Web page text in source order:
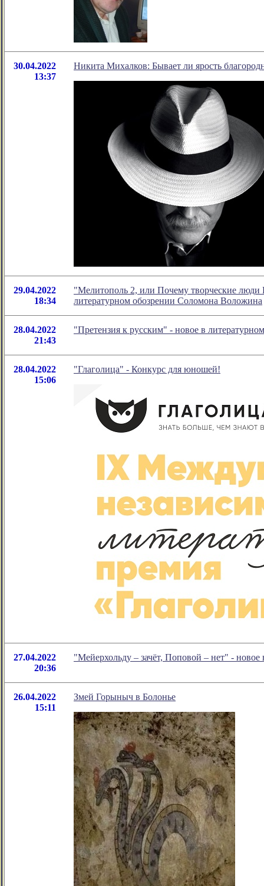
30.04.2022
13:37
Никита Михалков: Бывает ли ярость
29.04.2022
18:34
"Мелитополь 2, или Почему творческие люди
литературном обозрении Соломона Воложина
28.04.2022
21:43
"Претензия к русским" - новое в
28.04.2022
15:06
"Глаголица" - Конкурс для юношей!
27.04.2022
20:36
"Мейерхольду – зачёт, Поповой – нет" -
26.04.2022
15:11
Змей Горыныч в Болонье